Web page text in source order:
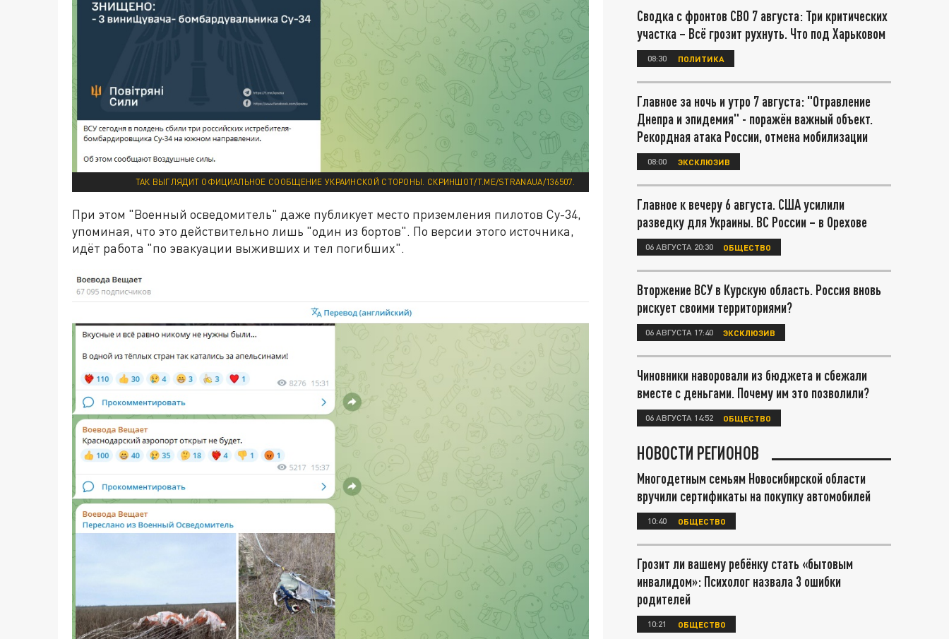
ТАК ВЫГЛЯДИТ ОФИЦИАЛЬНОЕ СООБЩЕНИЕ УКРАИНСКОЙ СТОРОНЫ. СКРИНШОТ/T.ME/STRANAUA/136507.
При этом "Военный осведомитель" даже публикует место приземления пилотов Су-34,
упоминая, что это действительно лишь "один из бортов". По версии этого источника,
идёт работа "по эвакуации выживших и тел погибших".
Сводка с фронтов СВО 7 августа: Три критических
участка – Всё грозит рухнуть. Что под Харьковом
08:30 ПОЛИТИКА
Главное за ночь и утро 7 августа: "Отравление
Днепра и эпидемия" - поражён важный объект.
Рекордная атака России, отмена мобилизации
08:00 ЭКСКЛЮЗИВ
Главное к вечеру 6 августа. США усилили
разведку для Украины. ВС России – в Орехове
06 АВГУСТА 20:30 ОБЩЕСТВО
Вторжение ВСУ в Курскую область. Россия вновь
рискует своими территориями?
06 АВГУСТА 17:40 ЭКСКЛЮЗИВ
Чиновники наворовали из бюджета и сбежали
вместе с деньгами. Почему им это позволили?
06 АВГУСТА 14:52 ОБЩЕСТВО
НОВОСТИ РЕГИОНОВ
Многодетным семьям Новосибирской области
вручили сертификаты на покупку автомобилей
10:40 ОБЩЕСТВО
Грозит ли вашему ребёнку стать «бытовым
инвалидом»: Психолог назвала 3 ошибки
родителей
10:21 ОБЩЕСТВО